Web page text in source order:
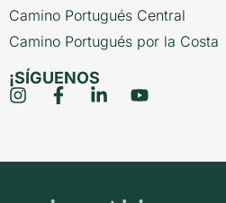
Camino Portugués Central
Camino Portugués por la Costa
¡SÍGUENOS